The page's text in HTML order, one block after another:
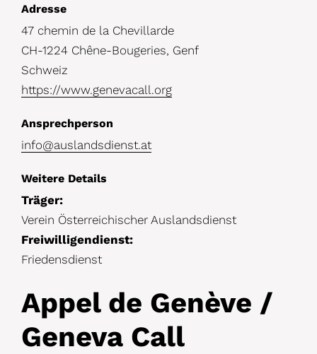
D
e
t
a
l
s
Adresse
47 chemin de la Chevillarde
CH-1224 Chêne-Bougeries, Genf
Schweiz
https://www.genevacall.org
Ansprechperson
info@auslandsdienst.at
Weitere Details
Träger:
Verein Österreichischer Auslandsdienst
Freiwilligendienst:
Friedensdienst
Appel de Genève /
Geneva Call